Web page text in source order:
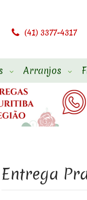
(41) 3377-4317
Arranjos
Entrega